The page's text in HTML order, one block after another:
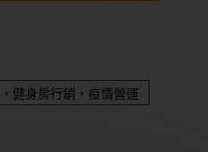
健身房行銷，疫情營運